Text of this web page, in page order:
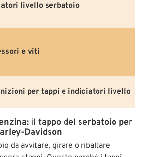
livello serbatoio
e viti
per tappi e indiciatori livello
il tappo del serbatoio per
Davidson
da avvitare, girare o ribaltare